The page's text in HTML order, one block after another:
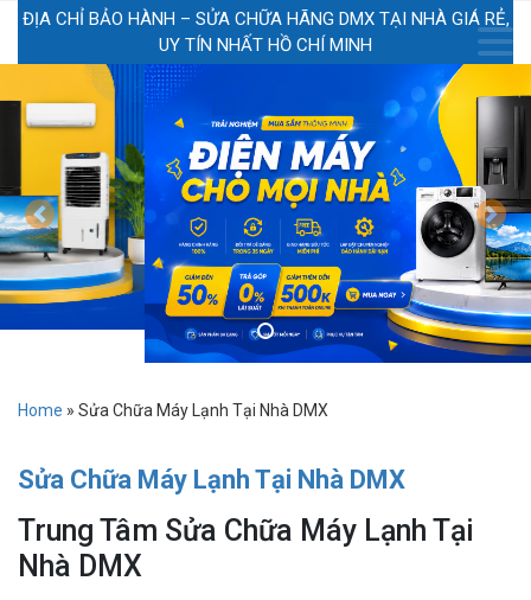
ĐỊA CHỈ BẢO HÀNH – SỬA CHỮA HÃNG DMX TẠI NHÀ GIÁ RẺ,
UY TÍN NHẤT HỒ CHÍ MINH
Previous Next
Home » Sửa Chữa Máy Lạnh Tại Nhà DMX
Sửa Chữa Máy Lạnh Tại Nhà DMX
Trung Tâm Sửa Chữa Máy Lạnh Tại
Nhà DMX